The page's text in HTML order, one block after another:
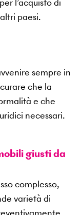
paesi.
sempre in
che la
e che
necessari.
giusti da
complesso,
varietà di